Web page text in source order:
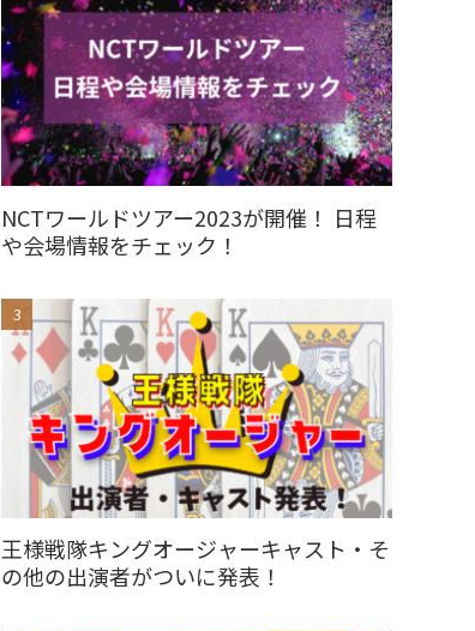
NCTワールドツアー2023が開催！ 日程
や会場情報をチェック！
王様戦隊キングオージャーキャスト・そ
の他の出演者がついに発表！